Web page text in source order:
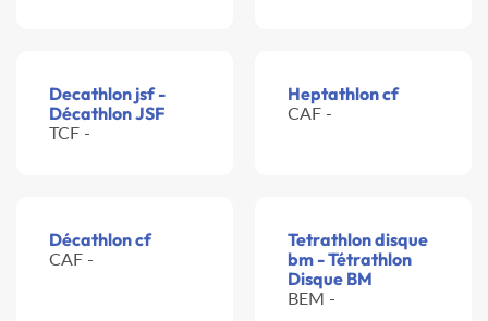
Decathlon jsf -
Décathlon JSF
TCF -
Heptathlon cf
CAF -
Décathlon cf
CAF -
Tetrathlon disque
bm - Tétrathlon
Disque BM
BEM -